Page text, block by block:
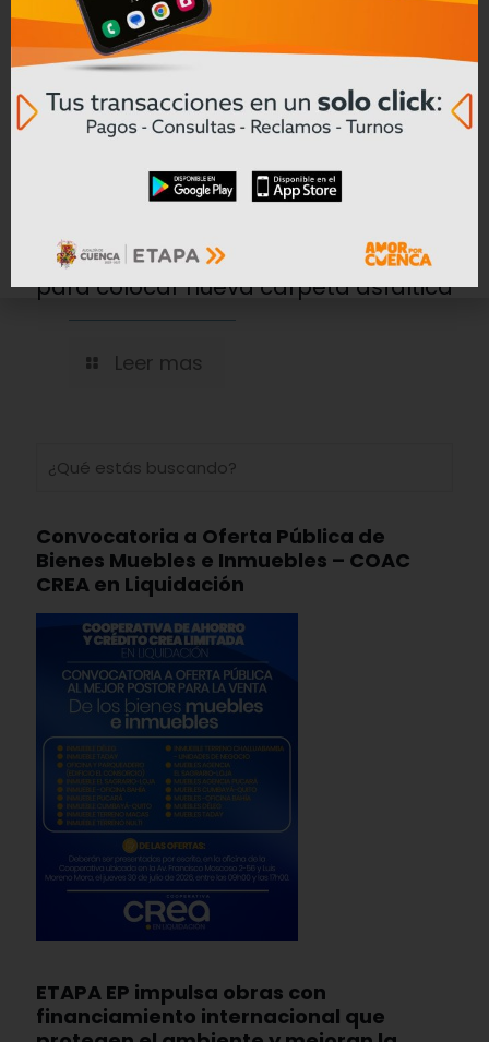
04/08/2026
antigua Cuenca – Girón – Pasaje
para colocar nueva carpeta asfáltica
Leer mas
Convocatoria a Oferta Pública de
Bienes Muebles e Inmuebles – COAC
CREA en Liquidación
ETAPA EP impulsa obras con
financiamiento internacional que